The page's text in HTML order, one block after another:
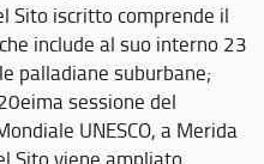
Sito iscritto comprende il
include al suo interno 23
palladiane suburbane;
sessione del
UNESCO, a Merida
Sito viene ampliato